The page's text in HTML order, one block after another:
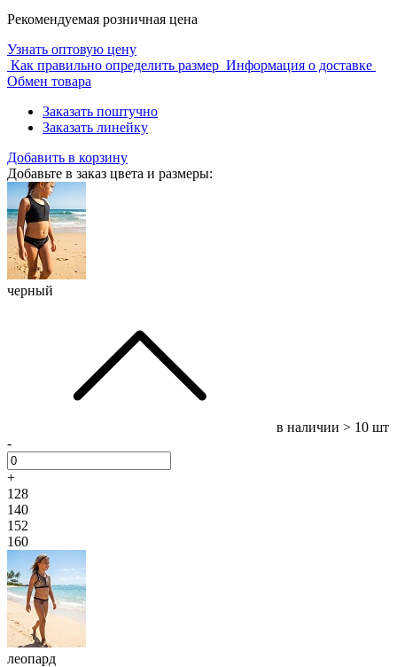
Рекомендуемая розничная цена
Узнать оптовую цену
Как правильно определить размер Информация о доставке
Обмен товара
Заказать поштучно
Заказать линейку
Добавить в корзину
Добавьте в заказ цвета и размеры:
черный
в наличии > 10 шт
-
+
128
140
152
160
леопард